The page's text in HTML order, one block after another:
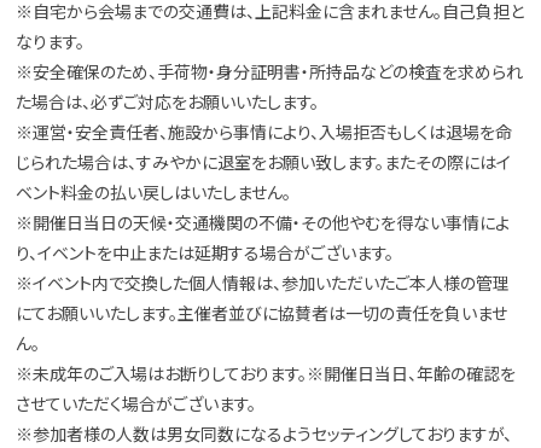
※自宅から会場までの交通費は、上記料金に含まれません。自己負担と
なります。
※安全確保のため、手荷物・身分証明書・所持品などの検査を求められ
た場合は、必ずご対応をお願いいたします。
※運営・安全責任者、施設から事情により、入場拒否もしくは退場を命
じられた場合は、すみやかに退室をお願い致します。またその際にはイ
ベント料金の払い戻しはいたしません。
※開催日当日の天候・交通機関の不備・その他やむを得ない事情によ
り、イベントを中止または延期する場合がございます。
※イベント内で交換した個人情報は、参加いただいたご本人様の管理
にてお願いいたします。主催者並びに協賛者は一切の責任を負いませ
ん。
※未成年のご入場はお断りしております。※開催日当日、年齢の確認を
させていただく場合がございます。
※参加者様の人数は男女同数になるようセッティングしておりますが、